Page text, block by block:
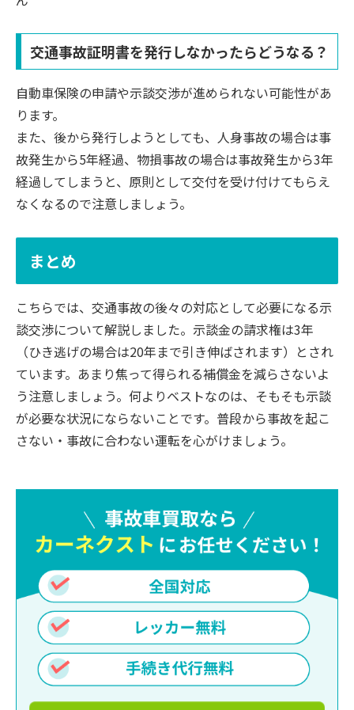
交通事故証明書を発行しなかったらどうなる？
自動車保険の申請や示談交渉が進められない可能性があ
ります。
また、後から発行しようとしても、人身事故の場合は事
故発生から5年経過、物損事故の場合は事故発生から3年
経過してしまうと、原則として交付を受け付けてもらえ
なくなるので注意しましょう。
まとめ
こちらでは、交通事故の後々の対応として必要になる示
談交渉について解説しました。示談金の請求権は3年
（ひき逃げの場合は20年まで引き伸ばされます）とされ
ています。あまり焦って得られる補償金を減らさないよ
う注意しましょう。何よりベストなのは、そもそも示談
が必要な状況にならないことです。普段から事故を起こ
さない・事故に合わない運転を心がけましょう。